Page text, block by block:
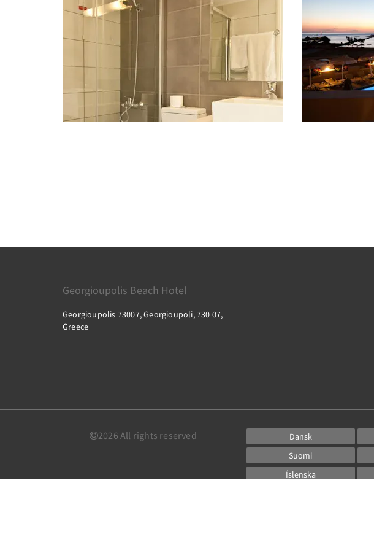
Georgioupolis Beach Hotel
Georgioupolis 73007, Georgioupoli, 730 07,
Greece
2026 All rights reserved Dansk
Suomi
Íslenska